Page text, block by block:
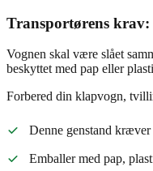
Transportørens krav:
Vognen skal være slået
beskyttet med pap eller
Forbered din klapvogn,
Denne genstand
Emballer med pap,